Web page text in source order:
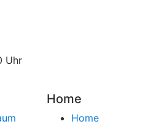
Uhr
Home
Home